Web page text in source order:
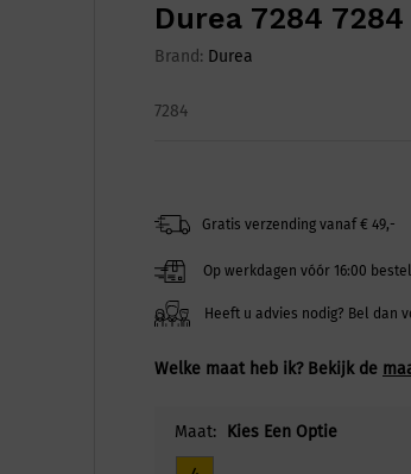
Durea 7284
Brand: Durea
7284
Gratis verzending vanaf € 49,-
Op werkdagen vóór 16:00
Heeft u advies nodig? Bel dan
Welke maat heb ik? Bekijk de
Maat: Kies Een Optie